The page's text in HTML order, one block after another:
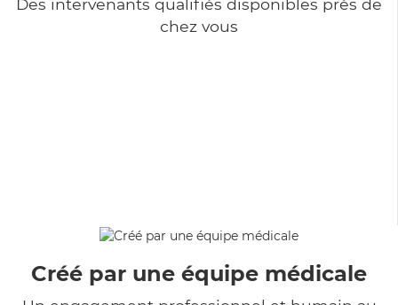
chez vous
Créé par une équipe médicale